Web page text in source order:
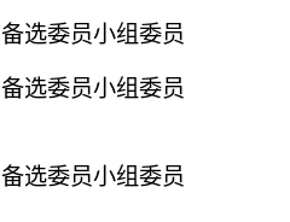
备选委员小组委员
备选委员小组委员
备选委员小组委员